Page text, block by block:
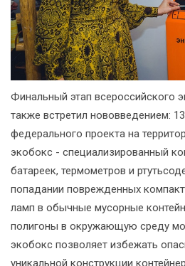
Финальный этап
также встретил нововведением:
федерального проекта на
экобокс - специализированный
батареек, термометров и
попадании поврежденных
ламп в обычные мусорные
полигоны в окружающую среду
экобокс позволяет избежать
уникальной конструкции